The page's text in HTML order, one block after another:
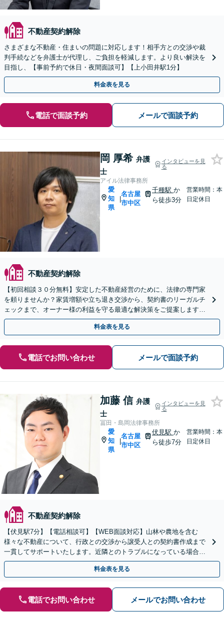
不動産契約解除
さまざまな不動産・住まいの問題に対応します！相手方との交渉や裁
判手続などを弁護士が代理し、ご負担を軽減します。より良い解決を
目指し、【事前予約で休日・夜間面談可】【上小田井駅1分】
料金表を見る
電話で面談予約 メールで面談予約
岡 厚希 弁護
士
インタビューを見
る
アイル法律事務所
愛
知
県
|
名古屋
市中区
千種駅 か
ら徒歩3分
営業時間：本
日定休日
不動産契約解除
【初回相談３０分無料】安定した不動産経営のために、法律の専門家
を頼りませんか？家賃増額や立ち退き交渉から、契約書のリーガルチ
ェックまで、オーナー様の利益を守る最適な解決策をご提案します。
スポット対応や顧問契約などニーズに合わせて対応。
料金表を見る
電話でお問い合わせ メールで面談予約
加藤 信 弁護
士
インタビューを見
る
冨田・島岡法律事務所
愛
知
県
|
名古屋
市中区
伏見駅 か
ら徒歩7分
営業時間：本
日定休日
不動産契約解除
【伏見駅7分】【電話相談可】【WEB面談対応】山林や農地を含む
様々な不動産について、行政との交渉から譲受人との契約書作成まで
一貫してサポートいたします。近隣とのトラブルになっている場合
や、解決が難航している案件でも、ぜひご相談ください。
料金表を見る
電話でお問い合わせ メールでお問い合わせ